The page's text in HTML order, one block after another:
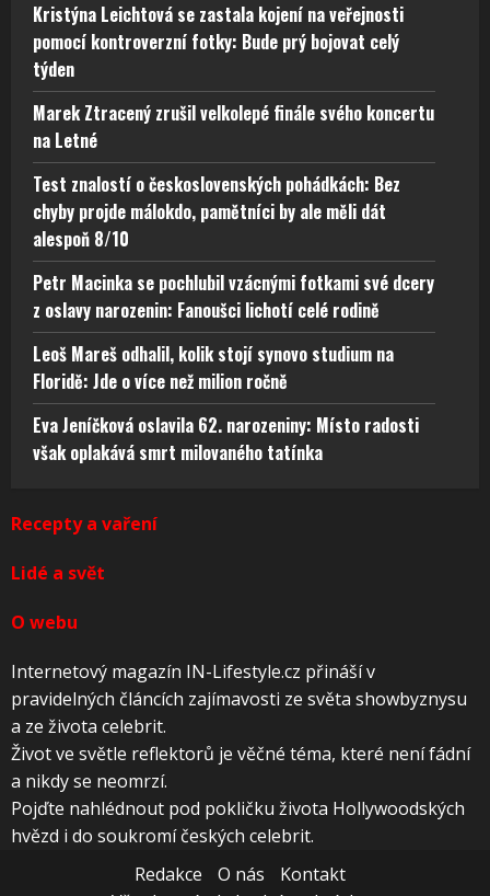
Kristýna Leichtová se zastala kojení na veřejnosti
pomocí kontroverzní fotky: Bude prý bojovat celý
týden
Marek Ztracený zrušil velkolepé finále svého koncertu
na Letné
Test znalostí o československých pohádkách: Bez
chyby projde málokdo, pamětníci by ale měli dát
alespoň 8/10
Petr Macinka se pochlubil vzácnými fotkami své dcery
z oslavy narozenin: Fanoušci lichotí celé rodině
Leoš Mareš odhalil, kolik stojí synovo studium na
Floridě: Jde o více než milion ročně
Eva Jeníčková oslavila 62. narozeniny: Místo radosti
však oplakává smrt milovaného tatínka
Recepty a vaření
Lidé a svět
O webu
Internetový magazín IN-Lifestyle.cz přináší v
pravidelných článcích zajímavosti ze světa showbyznysu
a ze života celebrit.
Život ve světle reflektorů je věčné téma, které není fádní
a nikdy se neomrzí.
Pojďte nahlédnout pod pokličku života Hollywoodských
hvězd i do soukromí českých celebrit.
Redakce
O nás
Kontakt